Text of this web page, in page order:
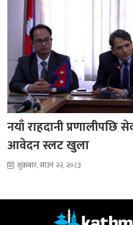
नयाँ राहदानी
आवेदन स्लट खुला
शुक्रबार, साउन २२, २०८३